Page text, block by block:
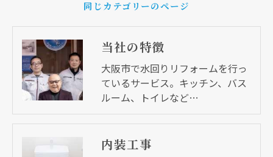
同じカテゴリーのページ
当社の特徴
大阪市で水回りリフォームを行っ
ているサービス。キッチン、バス
ルーム、トイレなど…
内装工事